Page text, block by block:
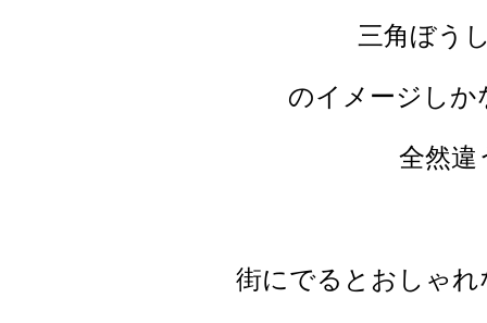
三角ぼう
のイメージし
全然違
街にでるとおしゃれ